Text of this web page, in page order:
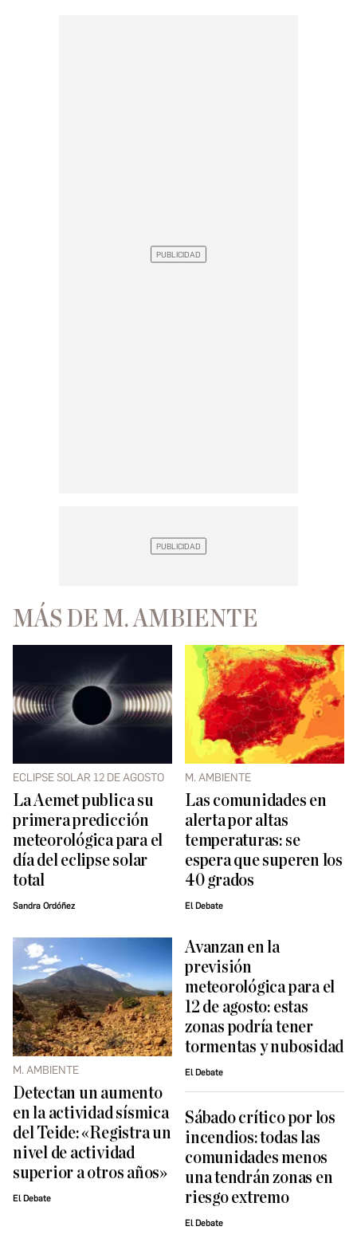
MÁS DE M. AMBIENTE
ECLIPSE SOLAR 12 DE AGOSTO
La Aemet publica su
primera predicción
meteorológica para el
día del eclipse solar
total
Sandra Ordóñez
M. AMBIENTE
Las comunidades en
alerta por altas
temperaturas: se
espera que superen los
40 grados
El Debate
M. AMBIENTE
Detectan un aumento
en la actividad sísmica
del Teide: «Registra un
nivel de actividad
superior a otros años»
El Debate
Avanzan en la
previsión
meteorológica para el
12 de agosto: estas
zonas podría tener
tormentas y nubosidad
El Debate
Sábado crítico por los
incendios: todas las
comunidades menos
una tendrán zonas en
riesgo extremo
El Debate